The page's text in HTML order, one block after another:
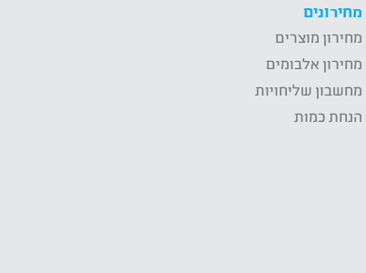
מחירונים
מחירון מוצרים
מחירון אלבומים
מחשבון שליחויות
הנחת כמות